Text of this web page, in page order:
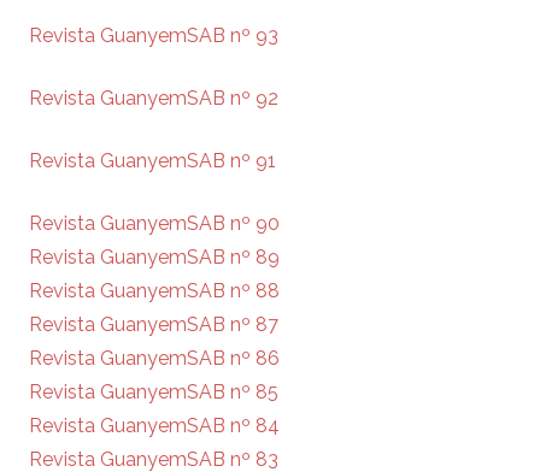
Revista GuanyemSAB nº 93
Revista GuanyemSAB nº 92
Revista GuanyemSAB nº 91
Revista GuanyemSAB nº 90
Revista GuanyemSAB nº 89
Revista GuanyemSAB nº 88
Revista GuanyemSAB nº 87
Revista GuanyemSAB nº 86
Revista GuanyemSAB nº 85
Revista GuanyemSAB nº 84
Revista GuanyemSAB nº 83